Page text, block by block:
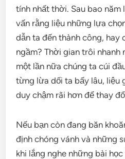
tính nhất thời. Sau bao năm
vấn rằng liệu những lựa
dẫn ta đến thành công, hay
ngầm? Thời gian trôi nhanh
một lần nữa chúng ta cúi
từng lừa dối ta bấy lâu, liệu
duy chậm rãi hơn để thay
Nếu bạn còn đang băn
định chóng vánh và những
khi lắng nghe những bài